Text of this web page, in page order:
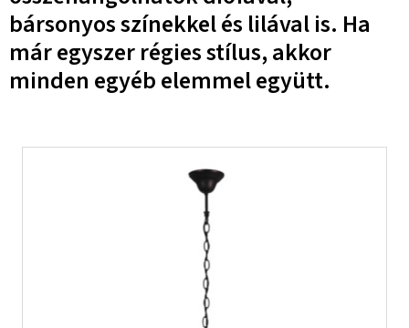
bársonyos színekkel és lilával is. Ha
már egyszer régies stílus, akkor
minden egyéb elemmel együtt.